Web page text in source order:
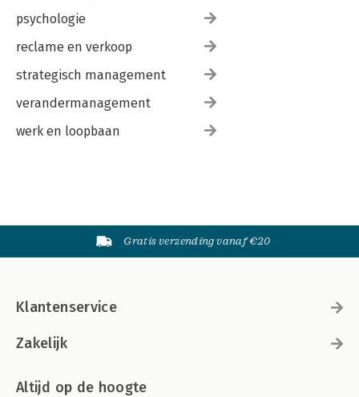
psychologie
reclame en verkoop
strategisch management
verandermanagement
werk en loopbaan
Gratis verzending vanaf €20
Klantenservice
Zakelijk
Altijd op de hoogte